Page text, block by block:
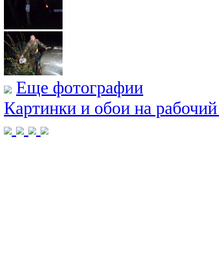
Еще фотографии
Картинки и обои на